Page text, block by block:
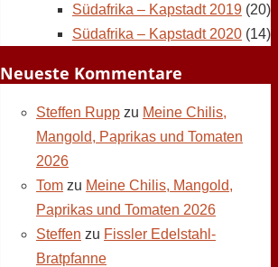
Südafrika – Kapstadt 2019 (20)
Südafrika – Kapstadt 2020 (14)
Neueste Kommentare
Steffen Rupp zu Meine Chilis,
Mangold, Paprikas und Tomaten
2026
Tom zu Meine Chilis, Mangold,
Paprikas und Tomaten 2026
Steffen zu Fissler Edelstahl-
Bratpfanne